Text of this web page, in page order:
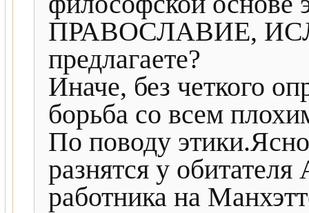
ПРАВОСЛАВИЕ,
предлагаете?
Иначе, без четкого
борьба со всем
По поводу
разнятся у
работника на